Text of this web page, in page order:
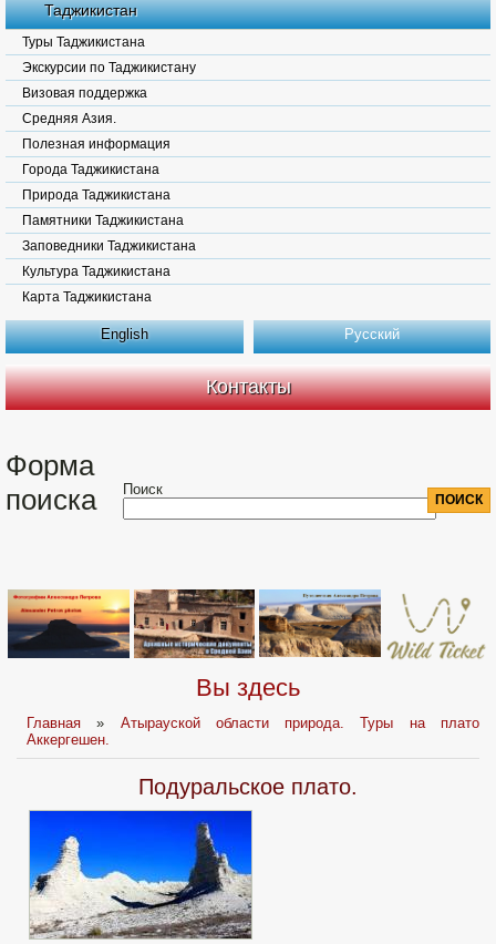
Таджикистан
Туры Таджикистана
Экскурсии по Таджикистану
Визовая поддержка
Средняя Азия.
Полезная информация
Города Таджикистана
Природа Таджикистана
Памятники Таджикистана
Заповедники Таджикистана
Культура Таджикистана
Карта Таджикистана
English Русский
Контакты
Форма
поиска
Поиск
Вы здесь
Главная » Атырауской области природа. Туры на плато
Аккергешен.
Подуральское плато.